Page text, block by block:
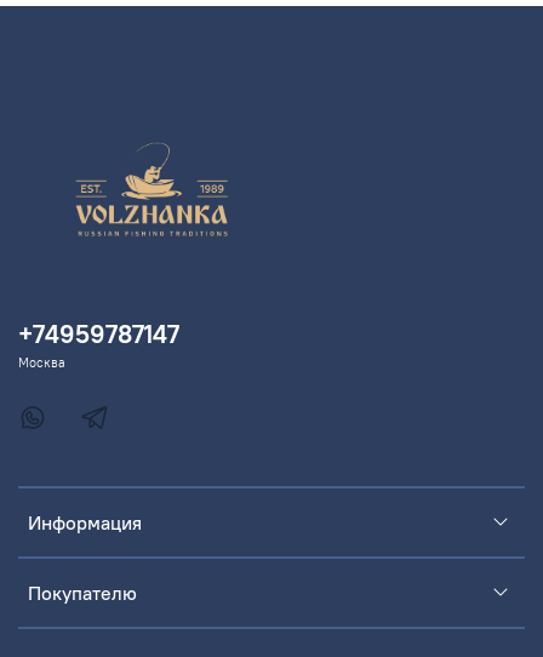
Информация
Покупателю
+74959787147
Москва